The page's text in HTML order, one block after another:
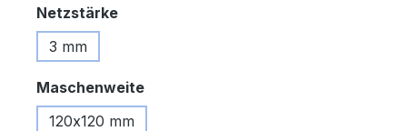
Netzstärkeauswählen
3 mm
Maschenweiteauswählen
120x120 mm